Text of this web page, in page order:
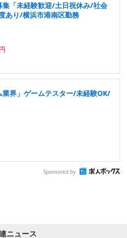
「未経験歓迎/土日祝休み/社会
あり/横浜市港南区勤務
業界」ゲームテスター/未経験OK/
Sponsored by
ニュース